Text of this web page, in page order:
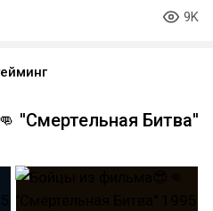
9K
''Смертельная Битва''